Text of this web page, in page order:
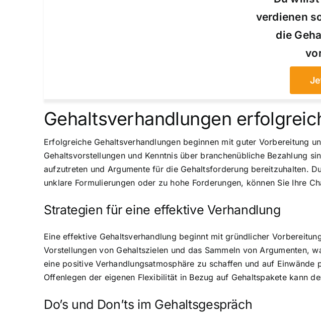
verdienen
die
Gehaltsverhandlungen
Erfolgreiche Gehaltsverhandlungen beginnen mit guter Vorbereitung
Gehaltsvorstellungen und Kenntnis über branchenübliche Bezahlung
aufzutreten und Argumente für die Gehaltsforderung bereitzuhalten.
unklare Formulierungen oder zu hohe Forderungen, können Sie Ihre
Strategien für eine effektive Verhandlung
Eine effektive Gehaltsverhandlung beginnt mit gründlicher
Vorstellungen von Gehaltszielen und das Sammeln von Argumenten,
eine positive Verhandlungsatmosphäre zu schaffen und auf
Offenlegen der eigenen Flexibilität in Bezug auf Gehaltspakete kann
Do’s und Don’ts im Gehaltsgespräch